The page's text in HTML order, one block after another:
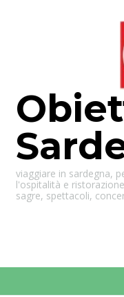
viaggiare in sardegna,
l'ospitalità e
sagre, spettacoli,